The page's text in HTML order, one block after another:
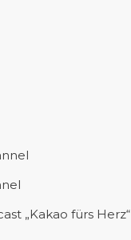
„Kakao fürs Herz“